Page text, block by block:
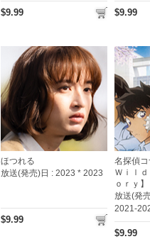
$9.99 $9.99
ほつれる
放送(発売)日 : 2023 * 2023
$9.99
名探偵
Ｗｉｌ
ｏｒｙ】
放送(発
2021-
$9.99